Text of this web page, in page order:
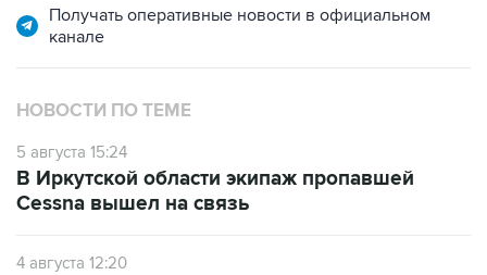
Получать оперативные новости в официальном
канале
НОВОСТИ ПО ТЕМЕ
5 августа 15:24
В Иркутской области экипаж пропавшей
Cessna вышел на связь
4 августа 12:20